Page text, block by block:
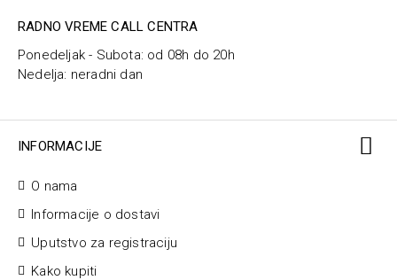
RADNO VREME CALL CENTRA
Ponedeljak - Subota: od 08h do 20h
Nedelja: neradni dan
INFORMACIJE
O nama
Informacije o dostavi
Uputstvo za registraciju
Kako kupiti